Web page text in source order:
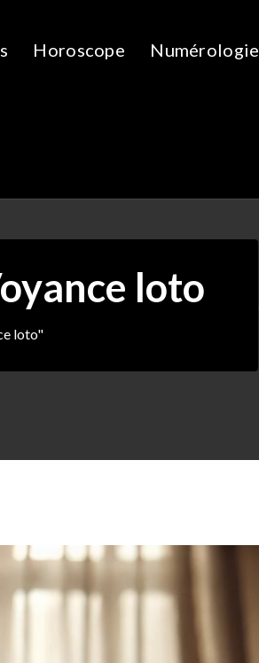
Horoscope Numérologie
loto
loto"